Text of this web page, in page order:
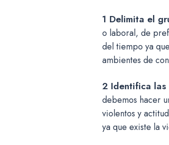
1 Delimita el
o laboral, de
del tiempo ya
ambientes de
2 Identifica
debemos hacer
violentos y
ya que existe la